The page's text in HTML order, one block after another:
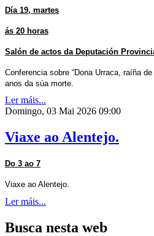
Día 19, martes
ás 20 horas
Salón de actos da Deputación
Conferencia sobre “Dona Urraca, raíña
anos da súa morte.
Ler máis...
Domingo, 03 Mai 2026 09:00
Viaxe ao Alentejo.
Do 3 ao 7
Viaxe ao Alentejo.
Ler máis...
Busca nesta web